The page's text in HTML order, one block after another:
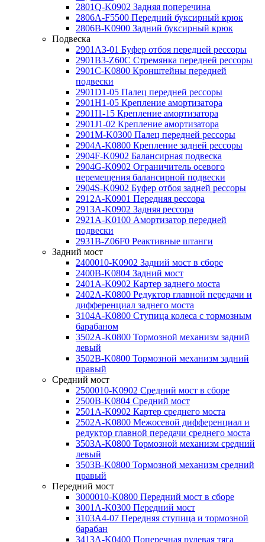
2801Q-K0902 Задняя поперечина
2806A-F5500 Передний буксирный крюк
2806B-K0900 Задний буксирный крюк
Подвеска
2901A3-01 Буфер отбоя передней рессоры
2901B3-Z60C Стремянка передней рессоры
2901C-K0800 Кронштейны передней
подвески
2901D1-05 Палец передней рессоры
2901H1-05 Крепление амортизатора
2901I1-15 Крепление амортизатора
2901J1-02 Крепление амортизатора
2901M-K0300 Палец передней рессоры
2904A-K0800 Крепление задней рессоры
2904F-K0902 Балансирная подвеска
2904G-K0902 Ограничитель осевого
перемещения балансирной подвески
2904S-K0902 Буфер отбоя задней рессоры
2912A-K0901 Передняя рессора
2913A-K0902 Задняя рессора
2921A-K0100 Амортизатор передней
подвески
2931B-Z06F0 Реактивные штанги
Задний мост
2400010-K0902 Задний мост в сборе
2400B-K0804 Задний мост
2401A-K0902 Картер заднего моста
2402A-K0800 Редуктор главной передачи и
дифференциал заднего моста
3104A-K0800 Ступица колеса с тормозным
барабаном
3502A-K0800 Тормозной механизм задний
левый
3502B-K0800 Тормозной механизм задний
правый
Средний мост
2500010-K0902 Средний мост в сборе
2500B-K0804 Средний мост
2501A-K0902 Картер среднего моста
2502A-K0800 Межосевой дифференциал и
редуктор главной передачи среднего моста
3503A-K0800 Тормозной механизм средний
левый
3503B-K0800 Тормозной механизм средний
правый
Передний мост
3000010-K0800 Передний мост в сборе
3001A-K0300 Передний мост
3103A4-07 Передняя ступица и тормозной
барабан
3413A-K0400 Поперечная рулевая тяга